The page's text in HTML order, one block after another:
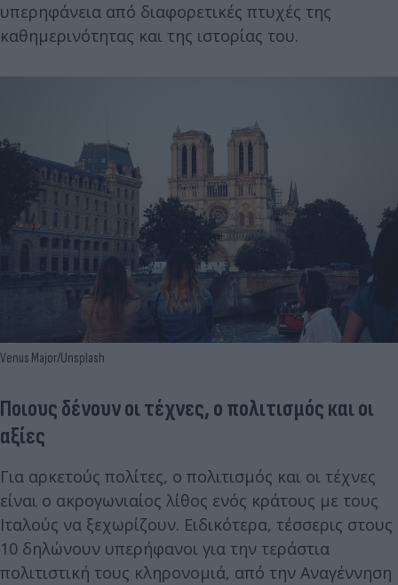
υπερηφάνεια από διαφορετικές πτυχές της
καθημερινότητας και της ιστορίας του.
Venus Major/Unsplash
Ποιους δένουν οι τέχνες, ο πολιτισμός και οι
αξίες
Για αρκετούς πολίτες, ο πολιτισμός και οι τέχνες
είναι ο ακρογωνιαίος λίθος ενός κράτους με τους
Ιταλούς να ξεχωρίζουν. Ειδικότερα, τέσσερις στους
10 δηλώνουν υπερήφανοι για την τεράστια
πολιτιστική τους κληρονομιά, από την Αναγέννηση